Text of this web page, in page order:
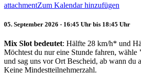
attachmentZum Kalendar hinzufügen
05. September 2026 - 16:45 Uhr bis 18:45 Uhr
Mix Slot bedeutet: Hälfte 28 km/h* und
Möchtest du nur eine Stunde fahren, wähle
und sag uns vor Ort Bescheid, ab wann du
Keine Mindestteilnehmerzahl.